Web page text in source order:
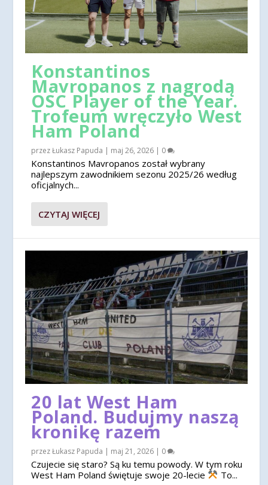
Konstantinos
Mavropanos z nagrodą
OSC Player of the Year.
Trofeum wręczyło West
Ham Poland
przezŁukasz Papuda | maj 26, 2026 | 0
Konstantinos Mavropanos został wybrany
najlepszym zawodnikiem sezonu 2025/26 według
oficjalnych...
CZYTAJ WIĘCEJ
20 lat West Ham
Poland. Budujmy naszą
kronikę razem
przezŁukasz Papuda | maj 21, 2026 | 0
Czujecie się staro? Są ku temu powody. W tym roku
West Ham Poland świętuje swoje 20-lecie
To...